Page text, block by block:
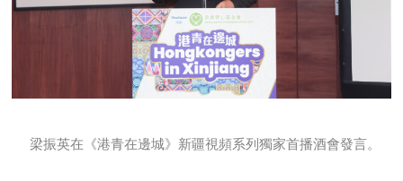
梁振英在《港青在邊城》新疆視頻系列獨家首播酒會發言。